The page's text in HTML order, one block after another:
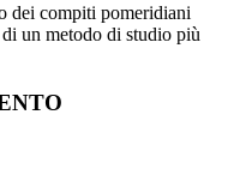
dei compiti pomeridiani
un metodo di studio più